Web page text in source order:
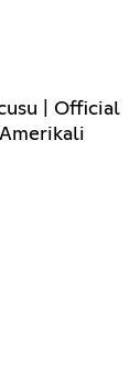
| Official